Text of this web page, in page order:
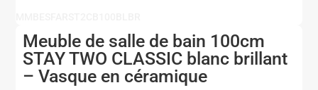
Meuble de salle de bain 100cm
STAY TWO CLASSIC blanc brillant
– Vasque en céramique